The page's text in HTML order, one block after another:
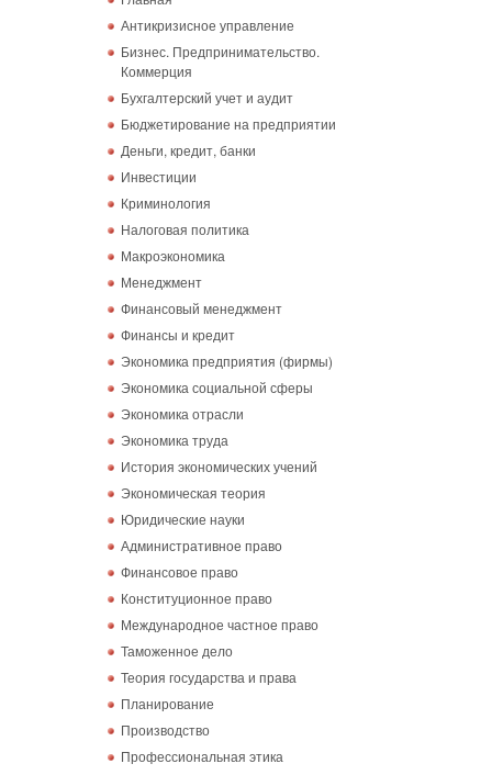
Антикризисное управление
Бизнес. Предпринимательство.
Коммерция
Бухгалтерский учет и аудит
Бюджетирование на предприятии
Деньги, кредит, банки
Инвестиции
Криминология
Налоговая политика
Макроэкономика
Менеджмент
Финансовый менеджмент
Финансы и кредит
Экономика предприятия (фирмы)
Экономика социальной сферы
Экономика отрасли
Экономика труда
История экономических учений
Экономическая теория
Юридические науки
Административное право
Финансовое право
Конституционное право
Международное частное право
Таможенное дело
Теория государства и права
Планирование
Производство
Профессиональная этика